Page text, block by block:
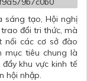
sáng tạo, Hội nghị
đổi tri thức, mà
nối các cơ sở đào
mục tiêu chung là
khu vực kinh tế
hội nhập.